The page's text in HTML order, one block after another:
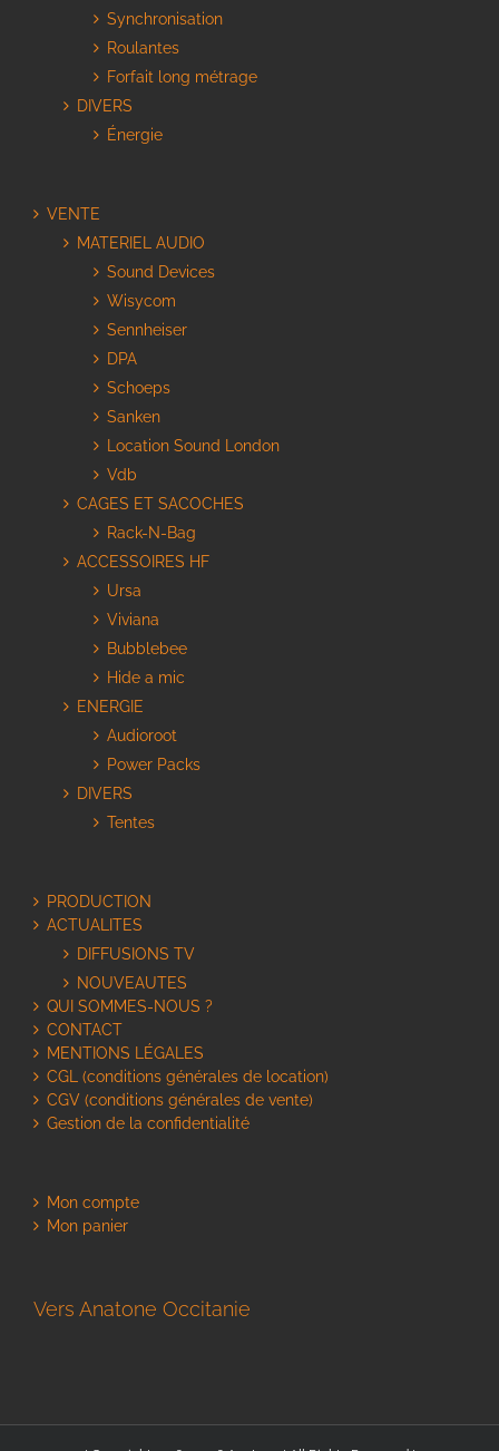
Synchronisation
Roulantes
Forfait long métrage
DIVERS
Énergie
VENTE
MATERIEL AUDIO
Sound Devices
Wisycom
Sennheiser
DPA
Schoeps
Sanken
Location Sound London
Vdb
CAGES ET SACOCHES
Rack-N-Bag
ACCESSOIRES HF
Ursa
Viviana
Bubblebee
Hide a mic
ENERGIE
Audioroot
Power Packs
DIVERS
Tentes
PRODUCTION
ACTUALITES
DIFFUSIONS TV
NOUVEAUTES
QUI SOMMES-NOUS ?
CONTACT
MENTIONS LÉGALES
CGL (conditions générales de location)
CGV (conditions générales de vente)
Gestion de la confidentialité
Mon compte
Mon panier
Vers Anatone Occitanie